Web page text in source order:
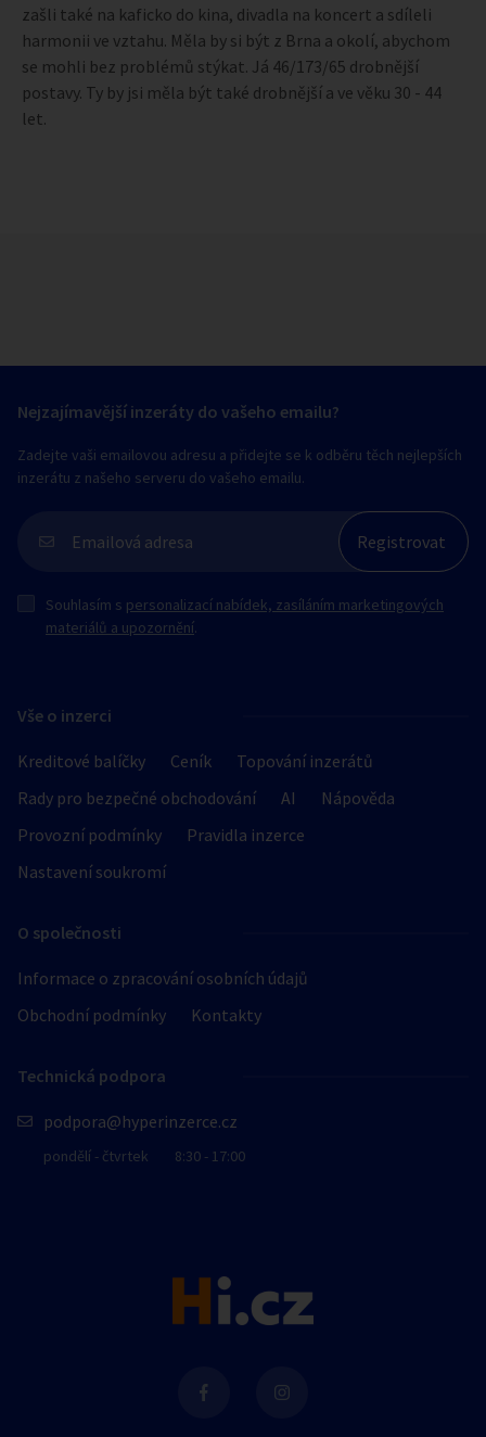
zašli také na kaficko do kina, divadla na koncert a sdíleli
harmonii ve vztahu. Měla by si být z Brna a okolí, abychom
se mohli bez problémů stýkat. Já 46/173/65 drobnější
postavy. Ty by jsi měla být také drobnější a ve věku 30 - 44
let.
Vše o inzerci
Kreditové balíčky Ceník
Topování inzerátů
Rady pro bezpečné obchodování
AI
Nápověda
Provozní podmínky
Pravidla inzerce
Nastavení soukromí
O společnosti
Informace o zpracování osobních údajů
Obchodní podmínky
Kontakty
Technická podpora
podpora@hyperinzerce.cz
pondělí - čtvrtek 8:30 - 17:00
Nejzajímavější inzeráty do vašeho emailu?
Zadejte vaši emailovou adresu a přidejte se k odběru těch nejlepších
inzerátu z našeho serveru do vašeho emailu.
Souhlasím s personalizací nabídek, zasíláním marketingových
materiálů a upozornění.